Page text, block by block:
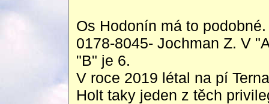
Os Hodonín má to
0178-8045- Jochman Z. V
"B" je 6.
V roce 2019 létal na pí
Holt taky jeden z těch